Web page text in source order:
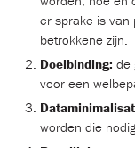
er sprake is van
betrokkene zijn.
Doelbinding: de
voor een
worden die